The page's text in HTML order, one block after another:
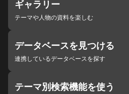
ギャラリー
テーマや人物の資料を楽しむ
データベースを見つける
連携しているデータベースを探す
テーマ別検索機能を使う